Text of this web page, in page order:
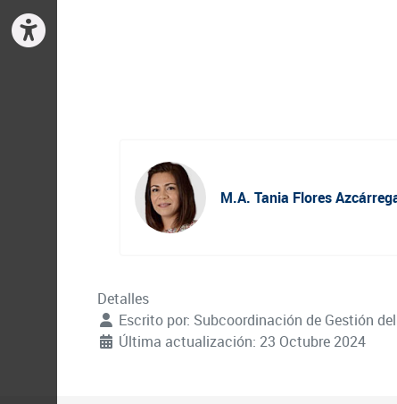
M.A. Tania Flores
Detalles
Escrito por: Subcoordinación de Gestión
Última actualización: 23 Octubre 2024